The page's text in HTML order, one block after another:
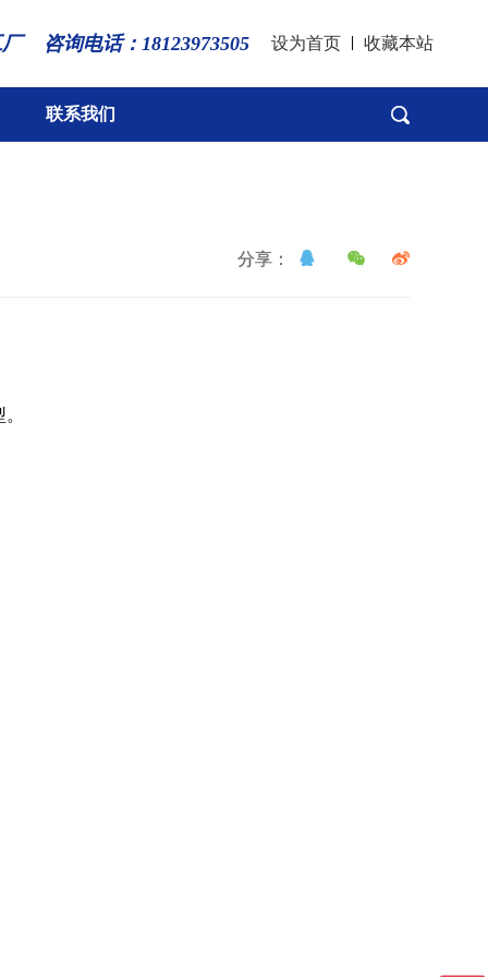
咨询电话：18123973505 设为首页 收藏本站
联系我们
分享：